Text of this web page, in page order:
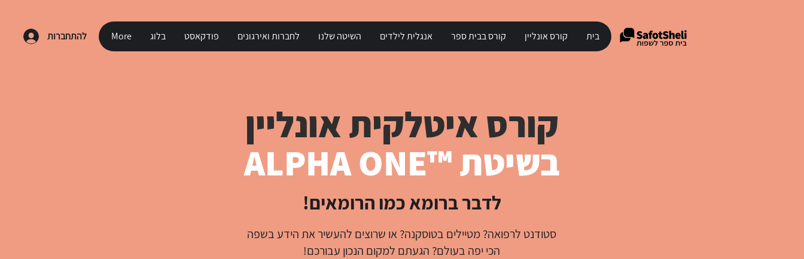
בית קורס אונליין קורס בבית ספר אנגלית לילדים השיטה שלנו לחברות ואירגונים פודקאסט בלוג More להתחברות
קורס איטלקית אונליין
בשיטת ™ALPHA ONE
לדבר ברומא כמו הרומאים!
סטודנט לרפואה? מטיילים בטוסקנה? או שרוצים להעשיר את הידע בשפה
הכי יפה בעולם? הגעתם למקום הנכון עבורכם!